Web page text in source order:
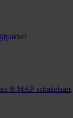
& MAP-schakelaars